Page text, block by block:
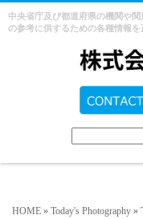
中央省庁及び都道府県の機関や
の参考に供するための各種情報を
HOME » Today's Photography »